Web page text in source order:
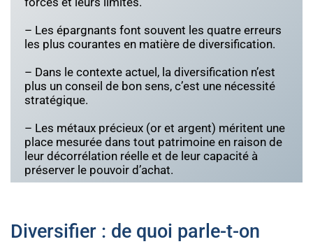
– Les épargnants font souvent les quatre erreurs
les plus courantes en matière de diversification.
– Dans le contexte actuel, la diversification n’est
plus un conseil de bon sens, c’est une nécessité
stratégique.
– Les métaux précieux (or et argent) méritent une
place mesurée dans tout patrimoine en raison de
leur décorrélation réelle et de leur capacité à
préserver le pouvoir d’achat.
Diversifier : de quoi parle-t-on